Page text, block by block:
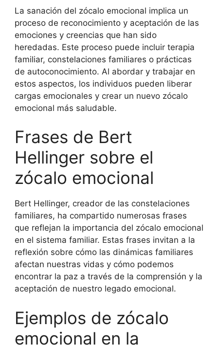
La sanación del zócalo emocional implica un
proceso de reconocimiento y aceptación de las
emociones y creencias que han sido
heredadas. Este proceso puede incluir terapia
familiar, constelaciones familiares o prácticas
de autoconocimiento. Al abordar y trabajar en
estos aspectos, los individuos pueden liberar
cargas emocionales y crear un nuevo zócalo
emocional más saludable.
Frases de Bert
Hellinger sobre el
zócalo emocional
Bert Hellinger, creador de las constelaciones
familiares, ha compartido numerosas frases
que reflejan la importancia del zócalo emocional
en el sistema familiar. Estas frases invitan a la
reflexión sobre cómo las dinámicas familiares
afectan nuestras vidas y cómo podemos
encontrar la paz a través de la comprensión y la
aceptación de nuestro legado emocional.
Ejemplos de zócalo
emocional en la